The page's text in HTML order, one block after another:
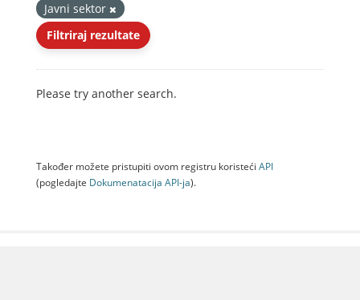
Javni sektor
Filtriraj rezultate
Please try another search.
Također možete pristupiti ovom registru koristeći API
(pogledajte Dokumenаtаcijа API-jа).